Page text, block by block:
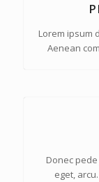
Lorem ipsum
Aenean
Donec
eget,